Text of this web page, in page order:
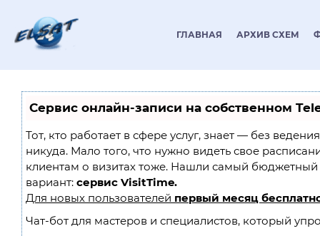
ГЛАВНАЯ АРХИВ СХЕМ
Сервис онлайн-записи на собственном
Тот, кто работает в сфере услуг, знает — без
никуда. Мало того, что нужно видеть свое
клиентам о визитах тоже. Нашли самый
вариант: сервис VisitTime.
Для новых пользователей первый месяц
Чат-бот для мастеров и специалистов, который